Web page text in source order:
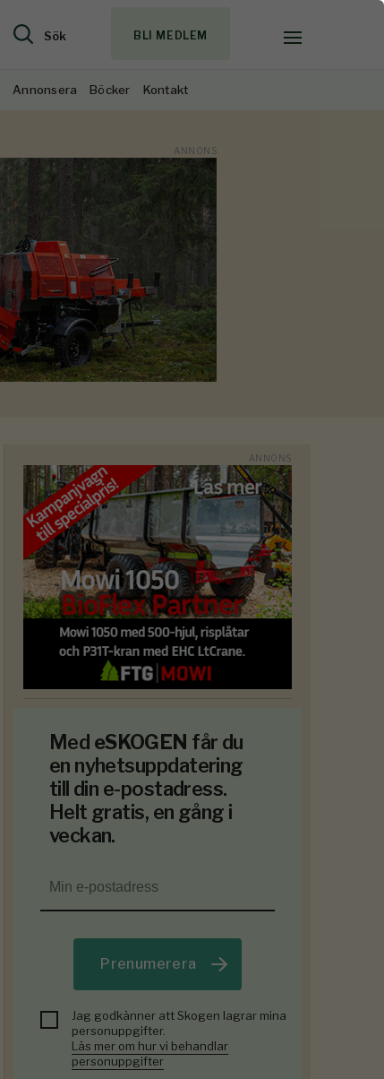
Sök BLI MEDLEM
Annonsera Böcker Kontakt
Med eSKOGEN får du
en nyhetsuppdatering
till din e-postadress.
Helt gratis, en gång i
veckan.
Prenumerera
Jag godkänner att Skogen lagrar mina
personuppgifter.
Läs mer om hur vi behandlar
personuppgifter